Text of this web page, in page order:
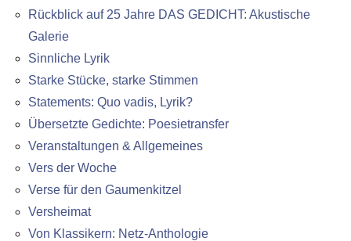
Rückblick auf 25 Jahre DAS GEDICHT: Akustische
Galerie
Sinnliche Lyrik
Starke Stücke, starke Stimmen
Statements: Quo vadis, Lyrik?
Übersetzte Gedichte: Poesietransfer
Veranstaltungen & Allgemeines
Vers der Woche
Verse für den Gaumenkitzel
Versheimat
Von Klassikern: Netz-Anthologie